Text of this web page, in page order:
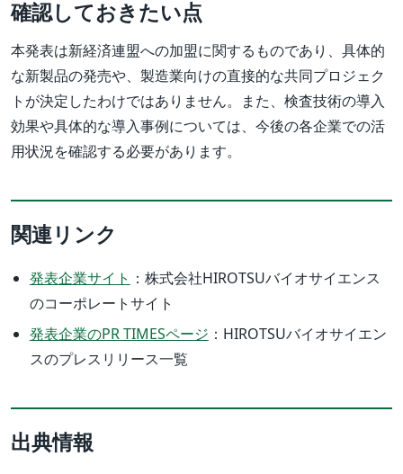
確認しておきたい点
本発表は新経済連盟への加盟に関するものであり、具体的
な新製品の発売や、製造業向けの直接的な共同プロジェク
トが決定したわけではありません。また、検査技術の導入
効果や具体的な導入事例については、今後の各企業での活
用状況を確認する必要があります。
関連リンク
発表企業サイト ：株式会社HIROTSUバイオサイエンス
のコーポレートサイト
発表企業のPR TIMESページ ：HIROTSUバイオサイエン
スのプレスリリース一覧
出典情報